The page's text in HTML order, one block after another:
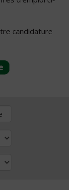
candidature